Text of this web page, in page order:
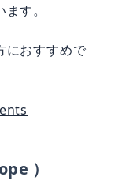
す。
におすすめで
）